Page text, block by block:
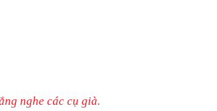
nghe các cụ già.